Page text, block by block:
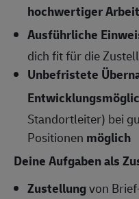
hochwertiger
Ausführliche
dich fit für die
Unbefristete
Standortleiter) bei
Positionen möglich
Deine Aufgaben als
Zustellungvon